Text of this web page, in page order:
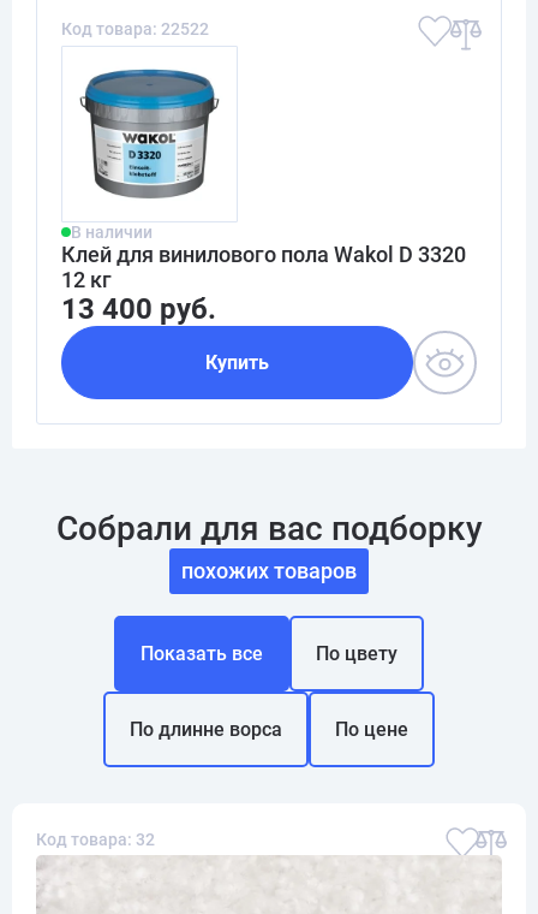
Код товара: 22522
В наличии
Клей для винилового пола Wakol D 3320
12 кг
13 400 руб.
Купить
Собрали для вас подборку
похожих товаров
Показать все По цвету
По длинне ворса По цене
Код товара: 32